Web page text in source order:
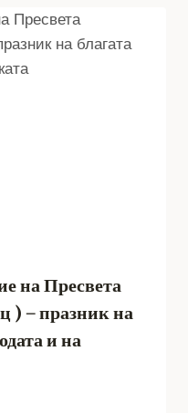
на Пресвета
) – празник на
и на